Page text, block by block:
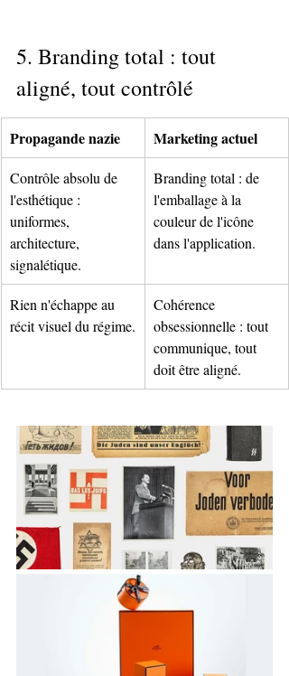
5. Branding total : tout
aligné, tout contrôlé
Propagande nazie Marketing actuel
Contrôle absolu de
l'esthétique :
uniformes,
architecture,
signalétique.
Branding total : de
l'emballage à la
couleur de l'icône
dans l'application.
Rien n'échappe au
récit visuel du régime.
Cohérence
obsessionnelle : tout
communique, tout
doit être aligné.